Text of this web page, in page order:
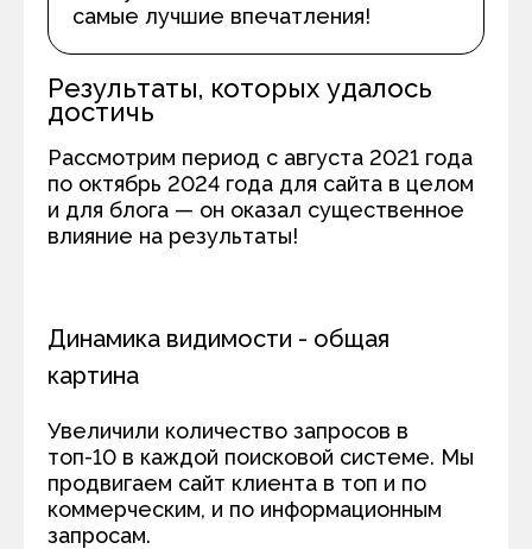
самые лучшие впечатления!
Результаты, которых удалось
достичь
Рассмотрим период с августа 2021 года
по октябрь 2024 года для сайта в целом
и для блога — он оказал существенное
влияние на результаты!
Динамика видимости - общая
картина
Увеличили количество запросов в
топ-10 в каждой поисковой системе. Мы
продвигаем сайт клиента в топ и по
коммерческим, и по информационным
запросам.